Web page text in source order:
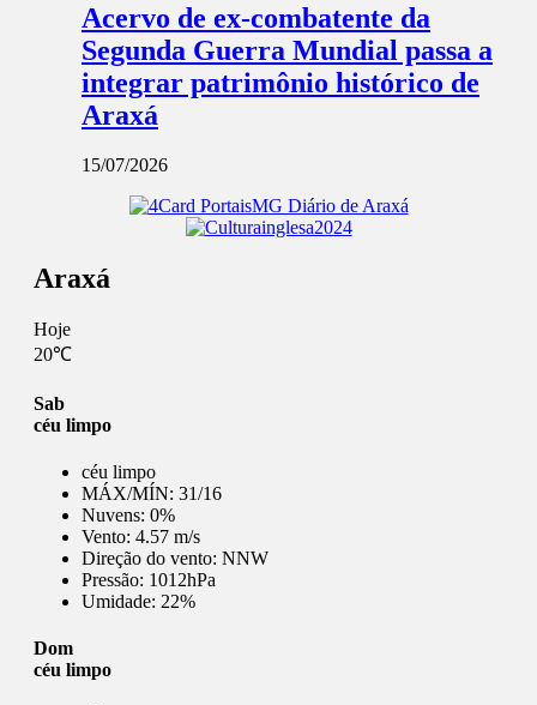
Acervo de ex-combatente da
Segunda Guerra Mundial passa a
integrar patrimônio histórico de
Araxá
15/07/2026
Araxá
Hoje
20℃
Sab
céu limpo
céu limpo
MÁX/MÍN: 31/16
Nuvens: 0%
Vento: 4.57 m/s
Direção do vento: NNW
Pressão: 1012hPa
Umidade: 22%
Dom
céu limpo